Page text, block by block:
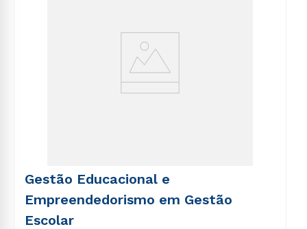
Gestão Educacional e
Empreendedorismo em Gestão
Escolar